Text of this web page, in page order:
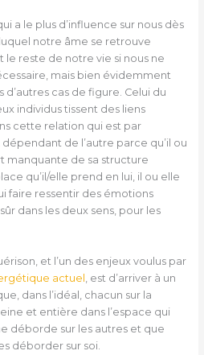
a le plus d’influence sur nous dès
notre âme se retrouve
reste de notre vie si nous ne
mais bien évidemment
cas de figure. Celui du
individus tissent des liens
cette relation qui est par
de l’autre parce qu’il ou
manquante de sa structure
qu’il/elle prend en lui, il ou elle
faire ressentir des émotions
dans les deux sens, pour les
et l’un des enjeux voulus par
actuel , est d’arriver à un
dans l’idéal, chacun sur la
et entière dans l’espace qui
déborde sur les autres et que
déborder sur soi.